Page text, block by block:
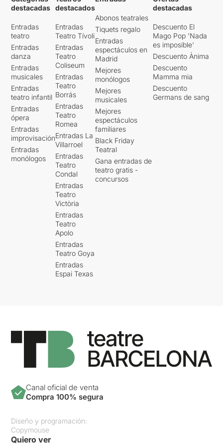
destacadas
Entradas
teatro
Entradas
danza
Entradas
musicales
Entradas
teatro infantil
Entradas
ópera
Entradas
improvisación
Entradas
monólogos
destacados
Entradas
Teatro Tívoli
Entradas
Teatro
Coliseum
Entradas
Teatro
Borrás
Entradas
Teatro
Romea
Entradas La
Villarroel
Entradas
Teatro
Condal
Entradas
Teatro
Victòria
Entradas
Teatro
Apolo
Entradas
Teatro Goya
Entradas
Espai Texas
Abonos teatrales
Tiquets regalo
Entradas
espectáculos en
Madrid
Mejores
monólogos
Mejores
musicales
Mejores
espectáculos
familiares
Black Friday
Teatral
Gana entradas de
teatro gratis -
concursos
destacadas
Descuento El
Mago Pop 'Nada
es imposible'
Descuento Ànima
Descuento
Mamma mia
Descuento
Germans de sang
Canal oficial de venta
Compra 100% segura
Diseño y programación:
Copymouse
Quiero ver